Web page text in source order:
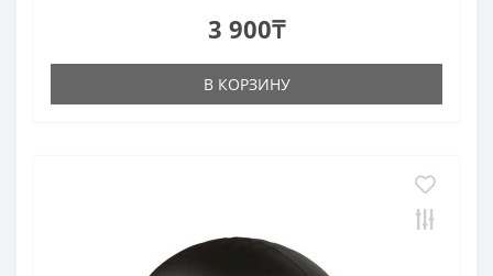
3 900₸
В КОРЗИНУ